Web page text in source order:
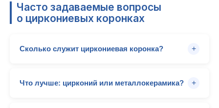
Часто задаваемые вопросы
о циркониевых коронках
Сколько служит циркониевая коронка? +
Монолитная коронка служит дольше варианта с
Что лучше: цирконий или металлокерамика? +